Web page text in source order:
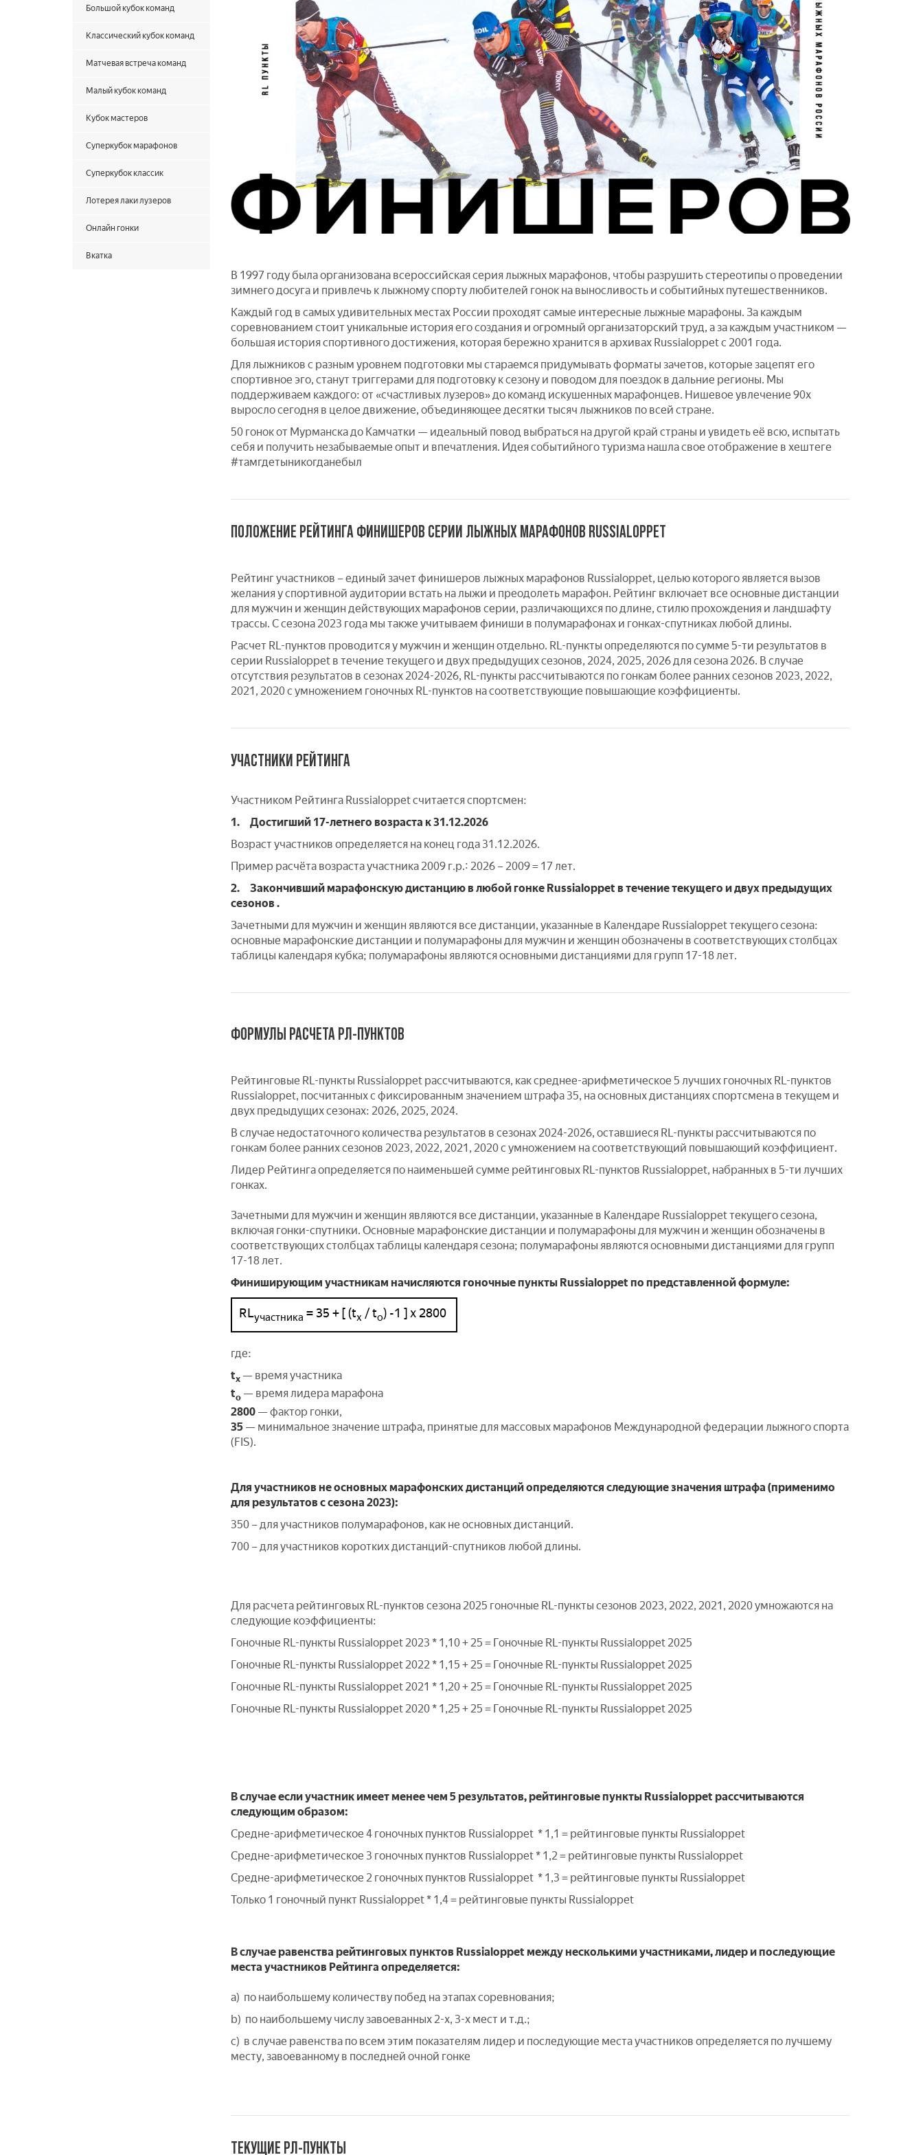
Большой кубок команд
Классический кубок команд
Матчевая встреча команд
Малый кубок команд
Кубок мастеров
Суперкубок марафонов
Суперкубок классик
Лотерея лаки лузеров
Онлайн гонки
Вкатка
В 1997 году была организована всероссийская серия лыжных марафонов, чтобы разрушить стереотипы о проведении
зимнего досуга и привлечь к лыжному спорту любителей гонок на выносливость и событийных путешественников.
Каждый год в самых удивительных местах России проходят самые интересные лыжные марафоны. За каждым
соревнованием стоит уникальные история его создания и огромный организаторский труд, а за каждым участником —
большая история спортивного достижения, которая бережно хранится в архивах Russialoppet с 2001 года.
Для лыжников с разным уровнем подготовки мы стараемся придумывать форматы зачетов, которые зацепят его
спортивное эго, станут триггерами для подготовку к сезону и поводом для поездок в дальние регионы. Мы
поддерживаем каждого: от «счастливых лузеров» до команд искушенных марафонцев. Нишевое увлечение 90х
выросло сегодня в целое движение, объединяющее десятки тысяч лыжников по всей стране.
50 гонок от Мурманска до Камчатки — идеальный повод выбраться на другой край страны и увидеть её всю, испытать
себя и получить незабываемые опыт и впечатления. Идея событийного туризма нашла свое отображение в хештеге
#тамгдетыникогданебыл
ПОЛОЖЕНИЕ РЕЙТИНГА ФИНИШЕРОВ СЕРИИ ЛЫЖНЫХ МАРАФОНОВ RUSSIALOPPET
Рейтинг участников – единый зачет финишеров лыжных марафонов Russialoppet, целью которого является вызов
желания у спортивной аудитории встать на лыжи и преодолеть марафон. Рейтинг включает все основные дистанции
для мужчин и женщин действующих марафонов серии, различающихся по длине, стилю прохождения и ландшафту
трассы. С сезона 2023 года мы также учитываем финиши в полумарафонах и гонках-спутниках любой длины.
Расчет RL-пунктов проводится у мужчин и женщин отдельно. RL-пункты определяются по сумме 5-ти результатов в
серии Russialoppet в течение текущего и двух предыдущих сезонов, 2024, 2025, 2026 для сезона 2026. В случае
отсутствия результатов в сезонах 2024-2026, RL-пункты рассчитываются по гонкам более ранних сезонов 2023, 2022,
2021, 2020 с умножением гоночных RL-пунктов на соответствующие повышающие коэффициенты.
УЧАСТНИКИ РЕЙТИНГА
Участником Рейтинга Russialoppet считается спортсмен:
1.
Достигший 17-летнего возраста к 31.12.2026
Возраст участников определяется на конец года 31.12.2026.
Пример расчёта возраста участника 2009 г.р.: 2026 – 2009 = 17 лет.
2.
Закончивший марафонскую дистанцию в любой гонке Russialoppet в течение текущего и двух предыдущих
сезонов .
Зачетными для мужчин и женщин являются все дистанции, указанные в Календаре Russialoppet текущего сезона:
основные марафонские дистанции и полумарафоны для мужчин и женщин обозначены в соответствующих столбцах
таблицы календаря кубка; полумарафоны являются основными дистанциями для групп 17-18 лет.
ФОРМУЛЫ РАСЧЕТА РЛ-ПУНКТОВ
Рейтинговые RL-пункты Russialoppet рассчитываются, как среднее-арифметическое 5 лучших гоночных RL-пунктов
Russialoppet, посчитанных с фиксированным значением штрафа 35, на основных дистанциях спортсмена в текущем и
двух предыдущих сезонах: 2026, 2025, 2024.
В случае недостаточного количества результатов в сезонах 2024-2026, оставшиеся RL-пункты рассчитываются по
гонкам более ранних сезонов 2023, 2022, 2021, 2020 с умножением на соответствующий повышающий коэффициент.
Лидер Рейтинга определяется по наименьшей сумме рейтинговых RL-пунктов Russialoppet, набранных в 5-ти лучших
гонках.
Зачетными для мужчин и женщин являются все дистанции, указанные в Календаре Russialoppet текущего сезона,
включая гонки-спутники. Основные марафонские дистанции и полумарафоны для мужчин и женщин обозначены в
соответствующих столбцах таблицы календаря сезона; полумарафоны являются основными дистанциями для групп
17-18 лет.
Финиширующим участникам начисляются гоночные пункты Russialoppet по представленной формуле:
RLучастника = 35 + [ (tх / tо) -1 ] x 2800
где:
tх — время участника
tо — время лидера марафона
2800 — фактор гонки,
35 — минимальное значение штрафа, принятые для массовых марафонов Международной федерации лыжного спорта
(FIS).
Для участников не основных марафонских дистанций определяются следующие значения штрафа (применимо
для результатов с сезона 2023):
350 – для участников полумарафонов, как не основных дистанций.
700 – для участников коротких дистанций-спутников любой длины.
Для расчета рейтинговых RL-пунктов сезона 2025 гоночные RL-пункты сезонов 2023, 2022, 2021, 2020 умножаются на
следующие коэффициенты:
Гоночные RL-пункты Russialoppet 2023 * 1,10 + 25 = Гоночные RL-пункты Russialoppet 2025
Гоночные RL-пункты Russialoppet 2022 * 1,15 + 25 = Гоночные RL-пункты Russialoppet 2025
Гоночные RL-пункты Russialoppet 2021 * 1,20 + 25 = Гоночные RL-пункты Russialoppet 2025
Гоночные RL-пункты Russialoppet 2020 * 1,25 + 25 = Гоночные RL-пункты Russialoppet 2025
В случае если участник имеет менее чем 5 результатов, рейтинговые пункты Russialoppet рассчитываются
следующим образом:
Средне-арифметическое 4 гоночных пунктов Russialoppet * 1,1 = рейтинговые пункты Russialoppet
Средне-арифметическое 3 гоночных пунктов Russialoppet * 1,2 = рейтинговые пункты Russialoppet
Средне-арифметическое 2 гоночных пунктов Russialoppet * 1,3 = рейтинговые пункты Russialoppet
Только 1 гоночный пункт Russialoppet * 1,4 = рейтинговые пункты Russialoppet
В случае равенства рейтинговых пунктов Russialoppet между несколькими участниками, лидер и последующие
места участников Рейтинга определяется:
a) по наибольшему количеству побед на этапах соревнования;
b) по наибольшему числу завоеванных 2-х, 3-х мест и т.д.;
c) в случае равенства по всем этим показателям лидер и последующие места участников определяется по лучшему
месту, завоеванному в последней очной гонке
ТЕКУЩИЕ РЛ-ПУНКТЫ